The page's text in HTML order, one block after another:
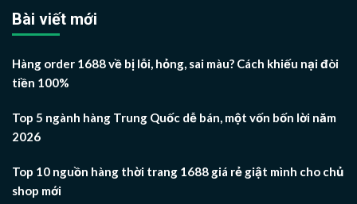
Bài viết mới
Hàng order 1688 về bị lỗi, hỏng, sai màu? Cách khiếu nại đòi
tiền 100%
Top 5 ngành hàng Trung Quốc dễ bán, một vốn bốn lời năm
2026
Top 10 nguồn hàng thời trang 1688 giá rẻ giật mình cho chủ
shop mới